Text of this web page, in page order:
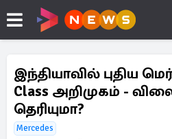
இந்தியாவில் புதிய
Class அறிமுகம் -
தெரியுமா?
Mercedes